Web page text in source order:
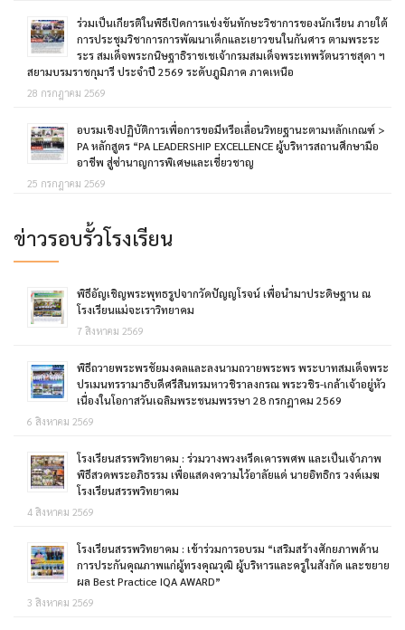
ร่วมเป็นเกียรติในพิธีเปิดการแข่งขันทักษะวิชาการของนักเรียน ภายใต้
การประชุมวิชาการการพัฒนาเด็กและเยาวขนในกันศาร ตามพระระ
ระร สมเด็จพระกนิษฐาธิราชเชเจ้ากรมสมเด็จพระเทพรัตนราชสุดา ฯ
สยามบรมราชกุมารี ประจำปี 2569 ระดับภูมิภาค ภาคเหนือ
28 กรกฎาคม 2569
อบรมเชิงปฏิบัติการเพื่อการขอมีหรือเลื่อนวิทยฐานะตามหลักเกณฑ์ >
PA หลักสูตร “PA LEADERSHIP EXCELLENCE ผู้บริหารสถานศึกษามือ
อาชีพ สู่ซ่านาญการพิเศษและเชี่ยวชาญ
25 กรกฎาคม 2569
ข่าวรอบรั้วโรงเรียน
พิธีอัญเชิญพระพุทธรูปจากวัดปัญญโรจน์ เพื่อนำมาประดิษฐาน ณ
โรงเรียนแม่จะเราวิทยาคม
7 สิงหาคม 2569
พิธีถวายพระพรชัยมงคลและลงนามถวายพระพร พระบาทสมเด็จพระ
ปรเมนทรรามาธิบดีศรีสินทรมหาวชิราลงกรณ พระวชิร-เกล้าเจ้าอยู่หัว
เนื่องในโอกาสวันเฉลิมพระชนมพรรษา 28 กรกฎาคม 2569
6 สิงหาคม 2569
โรงเรียนสรรพวิทยาคม : ร่วมวางพวงหรีดเคารพศพ และเป็นเจ้าภาพ
พิธีสวดพระอภิธรรม เพื่อแสดงความไว้อาลัยแด่ นายอิทธิกร วงค์เมฆ
โรงเรียนสรรพวิทยาคม
4 สิงหาคม 2569
โรงเรียนสรรพวิทยาคม : เข้าร่วมการอบรม “เสริมสร้างศักยภาพด้าน
การประกันคุณภาพแก่ผู้ทรงคุณวุฒิ ผู้บริหารและครูในสังกัด และขยาย
ผล Best Practice IQA AWARD”
3 สิงหาคม 2569